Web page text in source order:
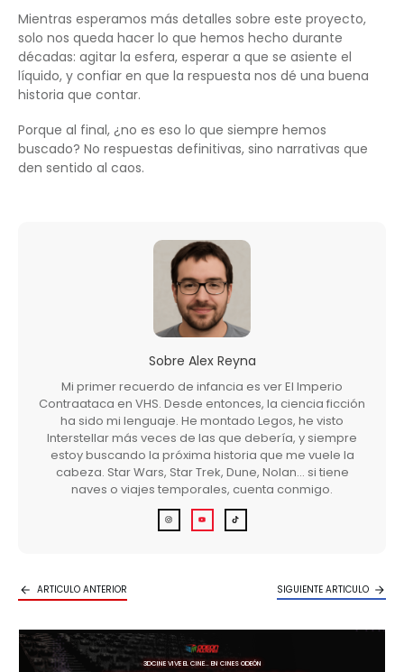
Mientras esperamos más detalles sobre este proyecto,
solo nos queda hacer lo que hemos hecho durante
décadas: agitar la esfera, esperar a que se asiente el
líquido, y confiar en que la respuesta nos dé una buena
historia que contar.
Porque al final, ¿no es eso lo que siempre hemos
buscado? No respuestas definitivas, sino narrativas que
den sentido al caos.
Sobre Alex Reyna
Mi primer recuerdo de infancia es ver El Imperio
Contraataca en VHS. Desde entonces, la ciencia ficción
ha sido mi lenguaje. He montado Legos, he visto
Interstellar más veces de las que debería, y siempre
estoy buscando la próxima historia que me vuele la
cabeza. Star Wars, Star Trek, Dune, Nolan… si tiene
naves o viajes temporales, cuenta conmigo.
ARTICULO ANTERIOR SIGUIENTE ARTICULO
3DCINE VIVE EL CINE… EN CINES ODEÓN